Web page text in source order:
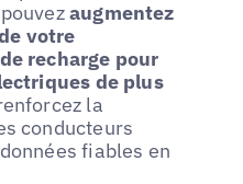
augmentez
votre
recharge pour
de plus
la
conducteurs
fiables en